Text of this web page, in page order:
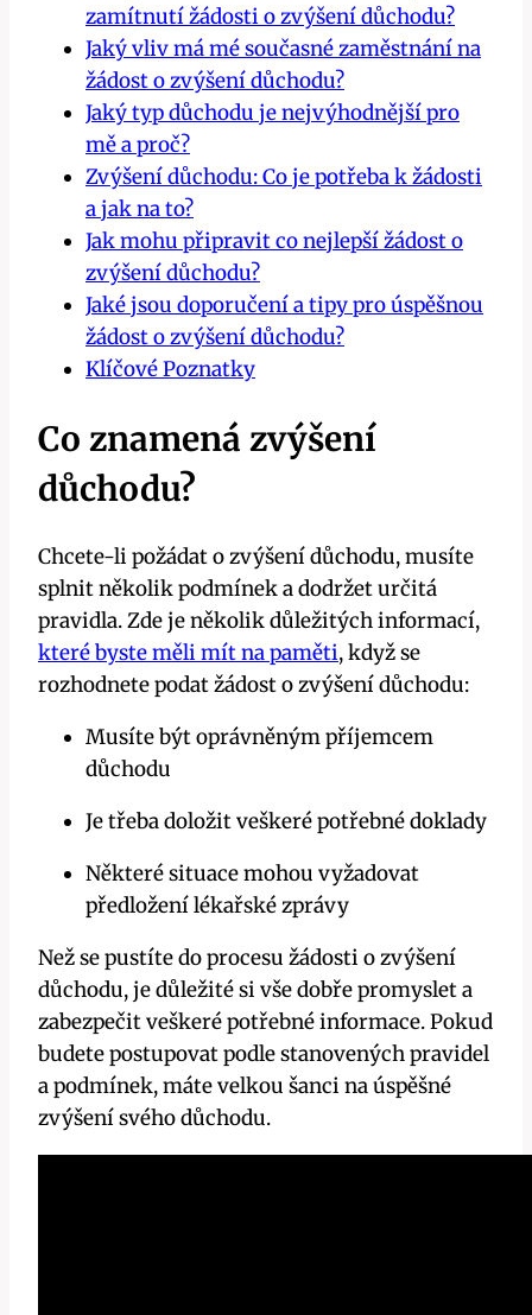
zamítnutí žádosti o zvýšení důchodu?
Jaký vliv má mé současné zaměstnání na
žádost o zvýšení důchodu?
Jaký typ důchodu je nejvýhodnější pro
mě a proč?
Zvýšení důchodu: Co je potřeba k žádosti
a jak na to?
Jak mohu připravit co nejlepší žádost o
zvýšení důchodu?
Jaké jsou doporučení a tipy pro úspěšnou
žádost o zvýšení důchodu?
Klíčové Poznatky
Co znamená zvýšení
důchodu?
Chcete-li požádat o zvýšení důchodu, musíte
splnit několik podmínek a dodržet určitá
pravidla. Zde je několik důležitých informací,
které byste měli mít na paměti, když se
rozhodnete podat žádost o zvýšení důchodu:
Musíte být oprávněným příjemcem
důchodu
Je třeba doložit veškeré potřebné doklady
Některé situace mohou vyžadovat
předložení lékařské zprávy
Než se pustíte do procesu žádosti o zvýšení
důchodu, je důležité si vše dobře promyslet a
zabezpečit veškeré potřebné informace. Pokud
budete postupovat podle stanovených pravidel
a podmínek, máte velkou šanci na úspěšné
zvýšení svého důchodu.